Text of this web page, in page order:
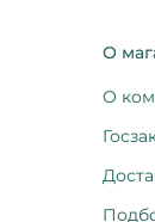
О
О